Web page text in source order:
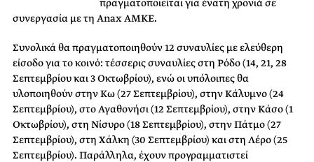
πραγματοποιείται για ένατη χρονιά σε
συνεργασία με τη Anax AMKE.
Συνολικά θα πραγματοποιηθούν 12 συναυλίες με ελεύθερη
είσοδο για το κοινό: τέσσερις συναυλίες στη Ρόδο (14, 21, 28
Σεπτεμβρίου και 3 Οκτωβρίου), ενώ οι υπόλοιπες θα
υλοποιηθούν στην Κω (27 Σεπτεμβρίου), στην Κάλυμνο (24
Σεπτεμβρίου), στo Αγαθονήσι (12 Σεπτεμβρίου), στην Κάσο (1
Οκτωβρίου), στη Νίσυρο (18 Σεπτεμβρίου), στην Πάτμο (27
Σεπτεμβρίου), στη Χάλκη (30 Σεπτεμβρίου) και στη Λέρο (25
Σεπτεμβρίου). Παράλληλα, έχουν προγραμματιστεί